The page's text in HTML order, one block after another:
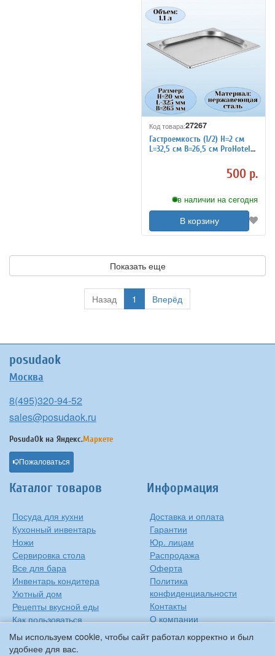
Мы используем cookie, чтобы сайт работал корректно и был
удобнее для вас.
Код товара:27267
Гастроемкость (1/2) H=2 см
L=32,5 см B=26,5 см ProHotel
500 р.
в наличии на сегодня
В корзину
Показать еще
Назад 1 Вперёд
posudaok
Москва
8(495)320-94-52
sales@posudaok.ru
PosudaOk на Яндекс.Маркете
Пожаловаться
Каталог товаров
Посуда для кухни
Кухонный инвентарь
Ножи
Сервировка стола
Все для бара
Инвентарь кондитера
Уютный дом
Рецепты вкусной еды
Как пользоваться
сковородкой
Информация
Доставка и оплата
Гарантии
Юр. лицам
Распродажа
Оферта
Политика
конфиденциальности
Контакты
О компании
Сиропы Monin
Виды барного стекла